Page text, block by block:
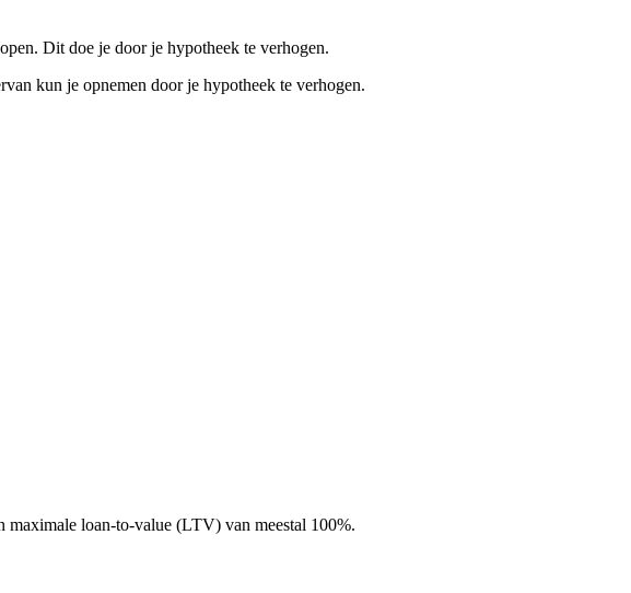
Dit doe je door je hypotheek te verhogen.
kun je opnemen door je hypotheek te verhogen.
maximale loan-to-value (LTV) van meestal 100%.